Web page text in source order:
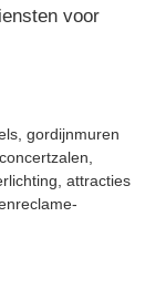
voor
gordijnmuren
attracties